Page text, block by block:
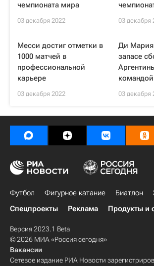
чемпионата мира
03 декабря 2022 03 декабря
Месси достиг отметки в
1000 матчей в
профессиональной
карьере
03 декабря 2022
Ди Мария
запасе
03 декабря
Футбол Фигурное катание Биатлон
Спецпроекты
Реклама Продукты и
Версия 2023.1 Beta
© 2026 МИА «Россия сегодня»
Вакансии
Сетевое издание РИА Новости